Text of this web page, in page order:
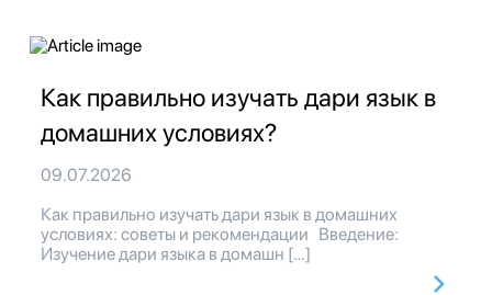
Как правильно изучать дари язык в
домашних условиях?
09.07.2026
Как правильно изучать дари язык в домашних
условиях: советы и рекомендации Введение:
Изучение дари языка в домашн […]